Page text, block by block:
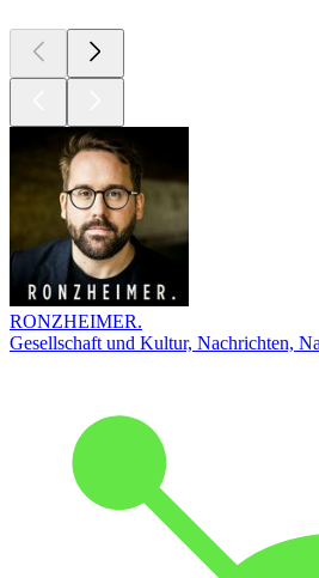
RONZHEIMER.
Gesellschaft und Kultur, Nachrichten,